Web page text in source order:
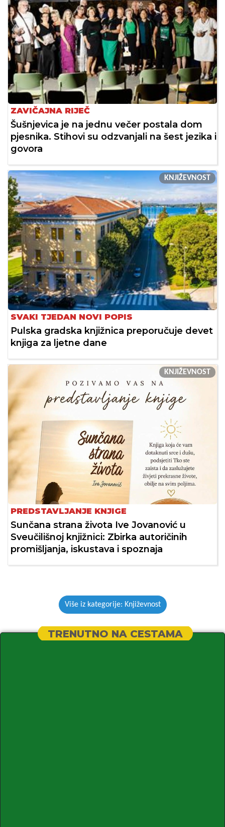
ZAVIČAJNA RIJEČ
Šušnjevica je na jednu večer postala dom
pjesnika. Stihovi su odzvanjali na šest jezika i
govora
KNJIŽEVNOST
SVAKI TJEDAN NOVI POPIS
Pulska gradska knjižnica preporučuje devet
knjiga za ljetne dane
KNJIŽEVNOST
PREDSTAVLJANJE KNJIGE
Sunčana strana života Ive Jovanović u
Sveučilišnoj knjižnici: Zbirka autoričinih
promišljanja, iskustava i spoznaja
Više iz kategorije: Književnost
TRENUTNO NA CESTAMA